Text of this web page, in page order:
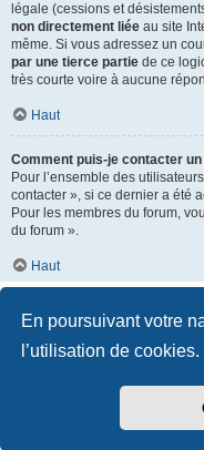
En poursuivant votre
l’utilisation de cookies.
légale (cessions et
non directement liée au site
même. Si vous adressez un
par une tierce partie de ce
très courte voire à aucune
Haut
Comment puis-je contacter
Pour l’ensemble des
contacter », si ce dernier a été
Pour les membres du forum,
du forum ».
Haut
Index du forum
Développé par